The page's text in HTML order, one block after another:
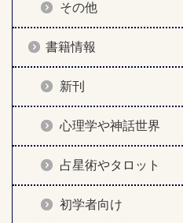
その他
書籍情報
新刊
心理学や神話世界
占星術やタロット
初学者向け